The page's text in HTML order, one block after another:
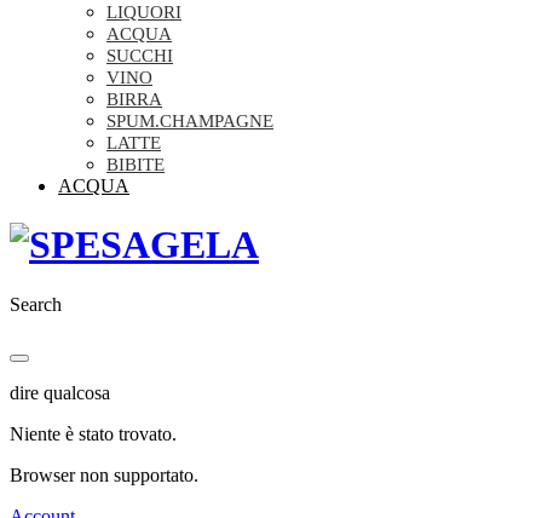
LIQUORI
ACQUA
SUCCHI
VINO
BIRRA
SPUM.CHAMPAGNE
LATTE
BIBITE
ACQUA
Search
dire qualcosa
Niente è stato trovato.
Browser non supportato.